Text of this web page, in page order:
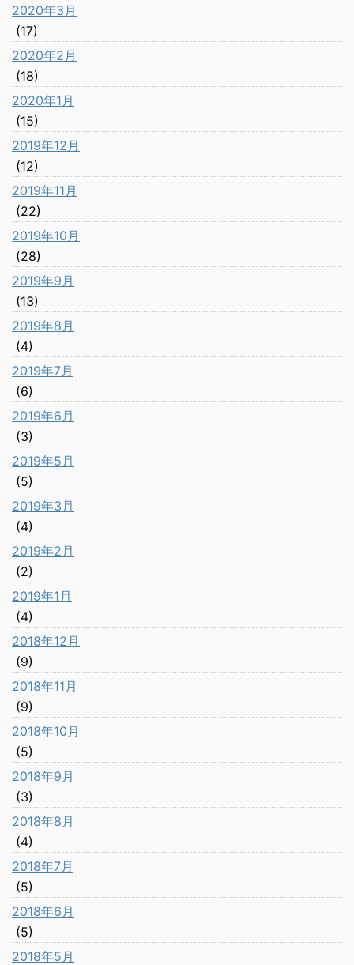
2020年3月
(17)
2020年2月
(18)
2020年1月
(15)
2019年12月
(12)
2019年11月
(22)
2019年10月
(28)
2019年9月
(13)
2019年8月
(4)
2019年7月
(6)
2019年6月
(3)
2019年5月
(5)
2019年3月
(4)
2019年2月
(2)
2019年1月
(4)
2018年12月
(9)
2018年11月
(9)
2018年10月
(5)
2018年9月
(3)
2018年8月
(4)
2018年7月
(5)
2018年6月
(5)
2018年5月